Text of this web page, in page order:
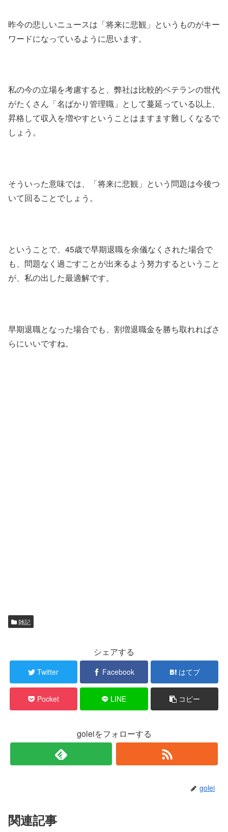
昨今の悲しいニュースは「将来に悲観」というものがキー
ワードになっているように思います。
私の今の立場を考慮すると、弊社は比較的ベテランの世代
がたくさん「名ばかり管理職」として蔓延っている以上、
昇格して収入を増やすということはますます難しくなるで
しょう。
そういった意味では、「将来に悲観」という問題は今後つ
いて回ることでしょう。
ということで、45歳で早期退職を余儀なくされた場合で
も、問題なく過ごすことが出来るよう努力するということ
が、私の出した最適解です。
早期退職となった場合でも、割増退職金を勝ち取れればさ
らにいいですね。
雑記
シェアする
Twitter Facebook はてブ
Pocket LINE コピー
goleiをフォローする
golei
関連記事